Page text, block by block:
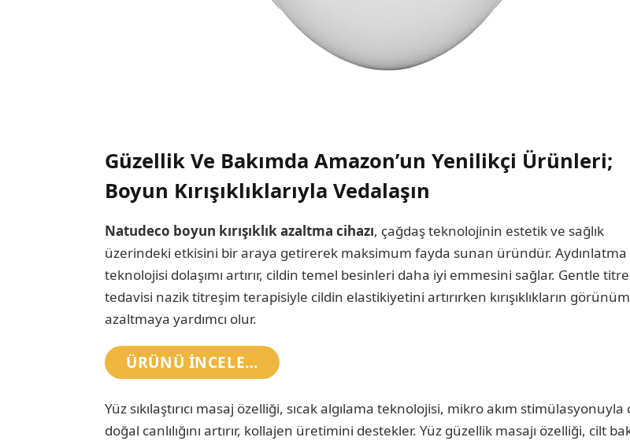
Güzellik Ve Bakımda Amazon’un Yenilikçi Ürünleri;
Boyun Kırışıklıklarıyla Vedalaşın
Natudeco boyun kırışıklık azaltma cihazı, çağdaş teknolojinin estetik ve sağlık
üzerindeki etkisini bir araya getirerek maksimum fayda sunan üründür. Aydınlatma
teknolojisi dolaşımı artırır, cildin temel besinleri daha iyi emmesini sağlar. Gentle
tedavisi nazik titreşim terapisiyle cildin elastikiyetini artırırken kırışıklıkların
azaltmaya yardımcı olur.
ÜRÜNÜ INCELE…
Yüz sıkılaştırıcı masaj özelliği, sıcak algılama teknolojisi, mikro akım stimülasyonuyla
doğal canlılığını artırır, kollajen üretimini destekler. Yüz güzellik masajı özelliği, cilt